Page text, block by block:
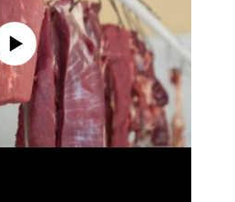
currently available